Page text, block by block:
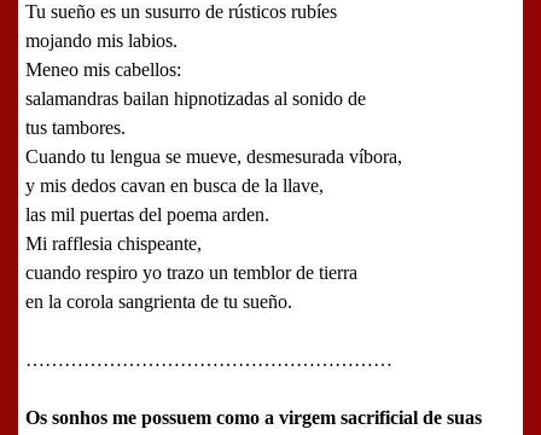
Tu sueño es un susurro de rústicos rubíes
mojando mis labios.
Meneo mis cabellos:
salamandras bailan hipnotizadas al sonido de
tus tambores.
Cuando tu lengua se mueve, desmesurada víbora,
y mis dedos cavan en busca de la llave,
las mil puertas del poema arden.
Mi rafflesia chispeante,
cuando respiro yo trazo un temblor de tierra
en la corola sangrienta de tu sueño.
…………………………………………………
Os sonhos me possuem como a virgem sacrificial de suas